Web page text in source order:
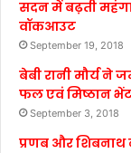
सदन में बढ़ती
वॉकआउट
September 19, 2018
बेबी रानी मौर्य ने
फल एवं मिष्ठान
September 3, 2018
प्रणब और